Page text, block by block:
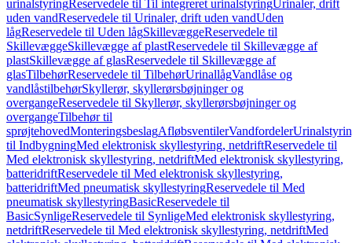
urinalstyringReservedele til Til integreret urinalstyringUrinaler, drift
uden vandReservedele til Urinaler, drift uden vandUden
lågReservedele til Uden lågSkillevæggeReservedele til
SkillevæggeSkillevægge af plastReservedele til Skillevægge af
plastSkillevægge af glasReservedele til Skillevægge af
glasTilbehørReservedele til TilbehørUrinallågVandlåse og
vandlåstilbehørSkyllerør, skyllerørsbøjninger og
overgangeReservedele til Skyllerør, skyllerørsbøjninger og
overgangeTilbehør til
sprøjtehovedMonteringsbeslagAfløbsventilerVandfordeler
til IndbygningMed elektronisk skyllestyring, netdriftReservedele til
Med elektronisk skyllestyring, netdriftMed elektronisk skyllestyring,
batteridriftReservedele til Med elektronisk skyllestyring,
batteridriftMed pneumatisk skyllestyringReservedele til Med
pneumatisk skyllestyringBasicReservedele til
BasicSynligeReservedele til SynligeMed elektronisk skyllestyring,
netdriftReservedele til Med elektronisk skyllestyring, netdriftMed